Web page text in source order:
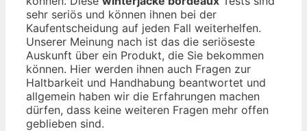
sehr seriös und können ihnen bei der
Kaufentscheidung auf jeden Fall weiterhelfen.
Unserer Meinung nach ist das die seriöseste
Auskunft über ein Produkt, die Sie bekommen
können. Hier werden ihnen auch Fragen zur
Haltbarkeit und Handhabung beantwortet und
allgemein haben wir die Erfahrungen machen
dürfen, dass keine weiteren Fragen mehr offen
geblieben sind.